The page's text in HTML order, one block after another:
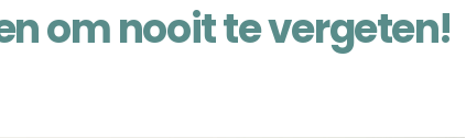
om nooit te vergeten!